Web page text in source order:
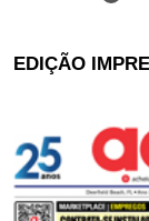
EDIÇÃO